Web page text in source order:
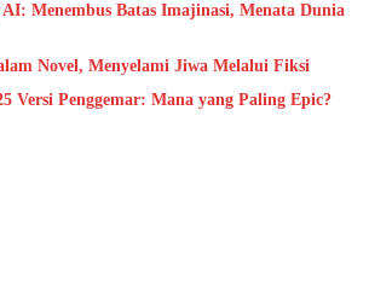
Menembus Batas Imajinasi, Menata Dunia
Novel, Menyelami Jiwa Melalui Fiksi
Versi Penggemar: Mana yang Paling Epic?